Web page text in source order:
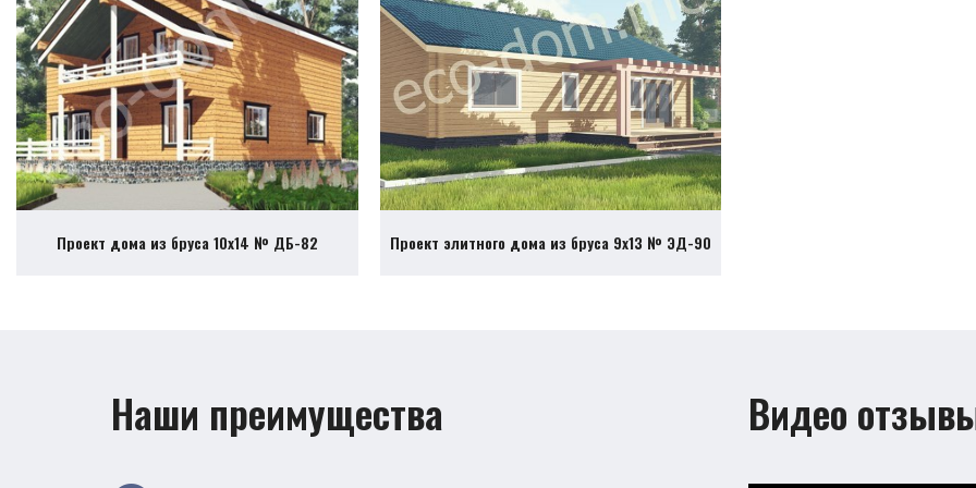
Проект дома из бруса 10х14 № ДБ-82 Проект элитного дома из бруса 9х13 № ЭД-90
Наши преимущества Видео